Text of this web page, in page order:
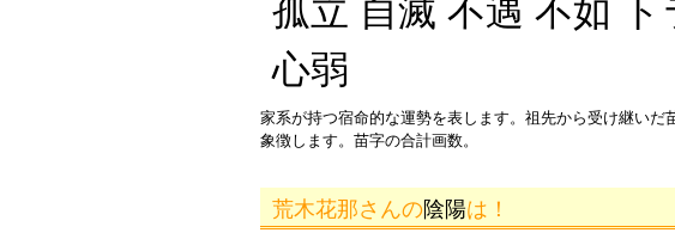
孤立 自滅 不遇 不如
心弱
家系が持つ宿命的な運勢を表します。祖先から受け継いだ
象徴します。苗字の合計画数。
荒木花那さんの陰陽は！